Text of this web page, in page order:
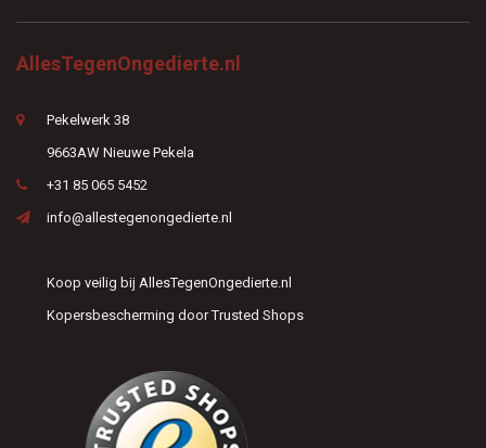
AllesTegenOngedierte.nl
Pekelwerk 38
9663AW Nieuwe Pekela
+31 85 065 5452
info@allestegenongedierte.nl
Koop veilig bij AllesTegenOngedierte.nl
Kopersbescherming door Trusted Shops